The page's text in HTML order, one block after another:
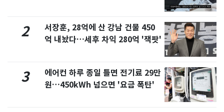
2
서장훈, 28억에 산 강남 건물 450
억 내놨다…세후 차익 280억 '잭팟'
3
에어컨 하루 종일 틀면 전기료 29만
원…450kWh 넘으면 '요금 폭탄'